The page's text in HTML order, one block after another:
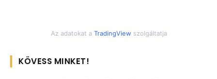
Az adatokat a TradingView szolgáltatja
KÖVESS MINKET!